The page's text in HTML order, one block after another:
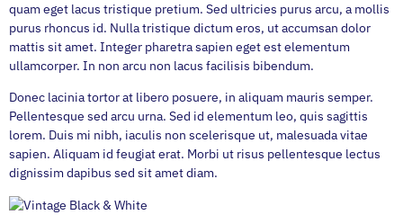
quam eget lacus tristique pretium. Sed ultricies purus arcu, a mollis
purus rhoncus id. Nulla tristique dictum eros, ut accumsan dolor
mattis sit amet. Integer pharetra sapien eget est elementum
ullamcorper. In non arcu non lacus facilisis bibendum.
Donec lacinia tortor at libero posuere, in aliquam mauris semper.
Pellentesque sed arcu urna. Sed id elementum leo, quis sagittis
lorem. Duis mi nibh, iaculis non scelerisque ut, malesuada vitae
sapien. Aliquam id feugiat erat. Morbi ut risus pellentesque lectus
dignissim dapibus sed sit amet diam.